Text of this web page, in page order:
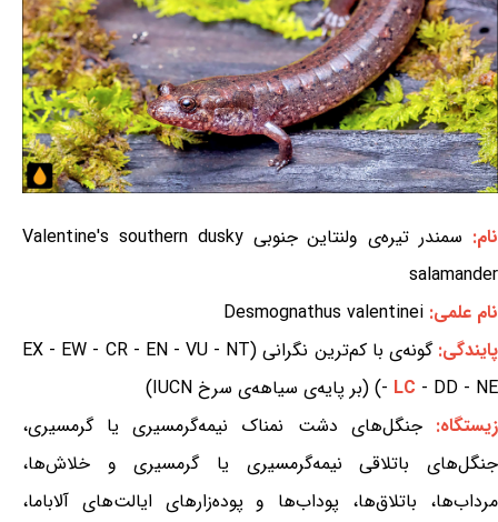
نام:
سمندر تیره‌ی ولنتاین جنوبی Valentine's southern dusky
salamander
نام علمی: Desmognathus valentinei
پایندگی:
گونه‌ی با کم‌ترین نگرانی (EX - EW - CR - EN - VU - NT
- LC - DD - NE) (بر پایه‌ی سیاهه‌ی سرخ IUCN)
زیستگاه:جنگل‌های دشت نمناک نیمه‌گرمسیری یا گرمسیری،
جنگل‌های باتلاقی نیمه‌گرمسیری یا گرمسیری و خلاش‌ها،
مرداب‌ها، باتلاق‌ها، پوداب‌ها و پوده‌زارهای ایالت‌های آلاباما،